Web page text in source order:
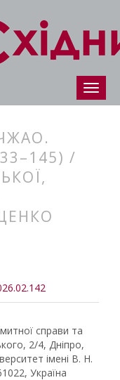
/
справи та
2/4, Дніпро,
імені В. Н.
Україна